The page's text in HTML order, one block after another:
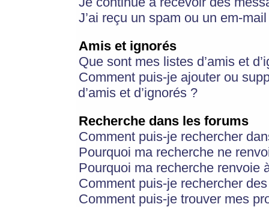
J’ai reçu un spam ou un em-
Amis et ignorés
Que sont mes listes d’amis et
Comment puis-je ajouter ou
d’amis et d’ignorés ?
Recherche dans les forums
Comment puis-je rechercher
Pourquoi ma recherche ne
Pourquoi ma recherche renvoie
Comment puis-je rechercher
Comment puis-je trouver mes